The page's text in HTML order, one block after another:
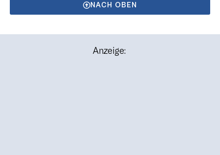
NACH OBEN
Anzeige: